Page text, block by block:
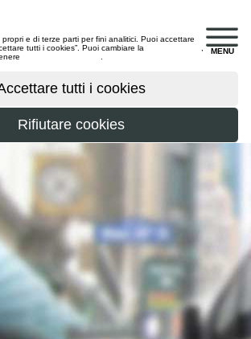
MENU
e di terze parti per fini analitici. Puoi accettare
tutti i cookies”. Puoi cambiare la